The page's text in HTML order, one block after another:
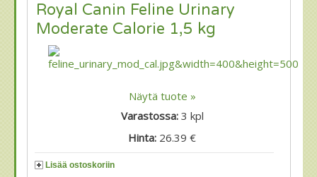
Royal Canin Feline Urinary
Moderate Calorie 1,5 kg
Näytä tuote »
Varastossa: 3 kpl
Hinta: 26.39 €
Lisää ostoskoriin